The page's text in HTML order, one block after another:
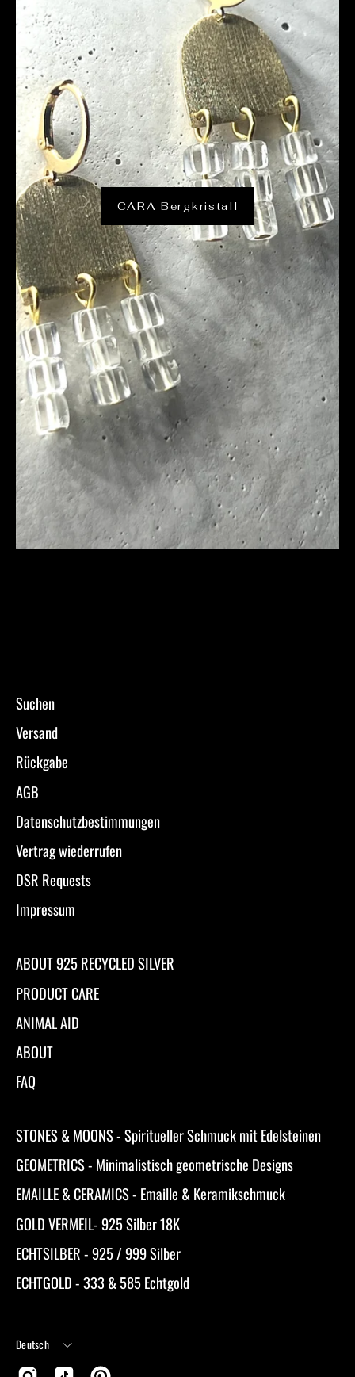
CARA Bergkristall
Suchen
Versand
Rückgabe
AGB
Datenschutzbestimmungen
Vertrag wiederrufen
DSR Requests
Impressum
ABOUT 925 RECYCLED SILVER
PRODUCT CARE
ANIMAL AID
ABOUT
FAQ
STONES & MOONS - Spiritueller Schmuck mit Edelsteinen
GEOMETRICS - Minimalistisch geometrische Designs
EMAILLE & CERAMICS - Emaille & Keramikschmuck
GOLD VERMEIL- 925 Silber 18K
ECHTSILBER - 925 / 999 Silber
ECHTGOLD - 333 & 585 Echtgold
Sprache
Deutsch